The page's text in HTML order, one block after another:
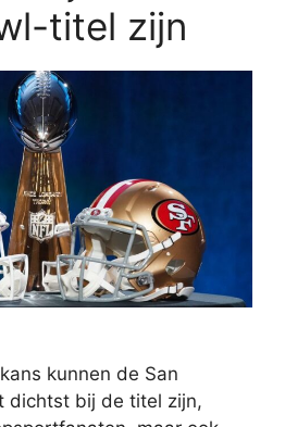
titel zijn
kunnen de San
dichtst bij de titel zijn,